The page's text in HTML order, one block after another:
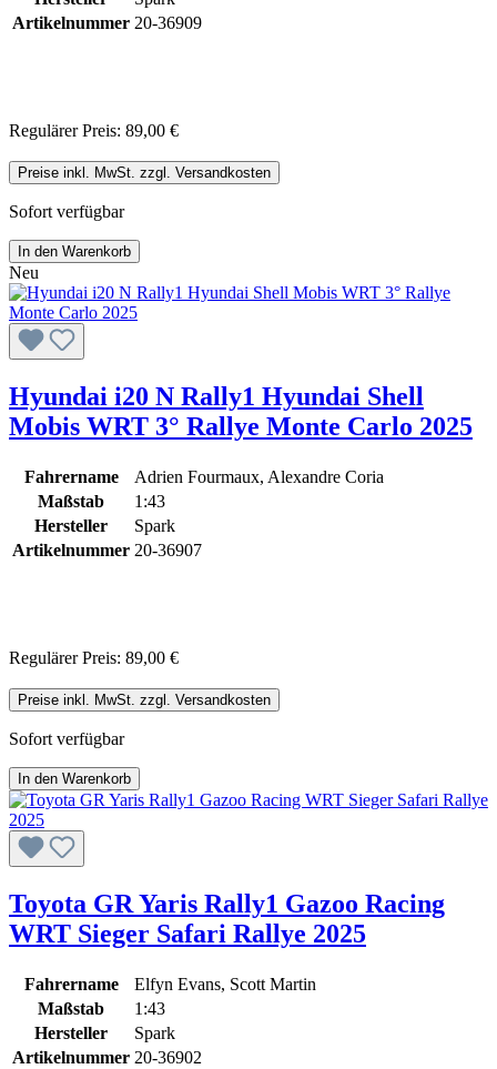
Artikelnummer 20-36909
Regulärer Preis: 89,00 €
Preise inkl. MwSt. zzgl. Versandkosten
Sofort verfügbar
In den Warenkorb
Neu
Hyundai i20 N Rally1 Hyundai Shell
Mobis WRT 3° Rallye Monte Carlo 2025
Fahrername
Adrien Fourmaux, Alexandre Coria
Maßstab
1:43
Hersteller
Spark
Artikelnummer 20-36907
Regulärer Preis: 89,00 €
Preise inkl. MwSt. zzgl. Versandkosten
Sofort verfügbar
In den Warenkorb
Toyota GR Yaris Rally1 Gazoo Racing
WRT Sieger Safari Rallye 2025
Fahrername
Elfyn Evans, Scott Martin
Maßstab
1:43
Hersteller
Spark
Artikelnummer 20-36902